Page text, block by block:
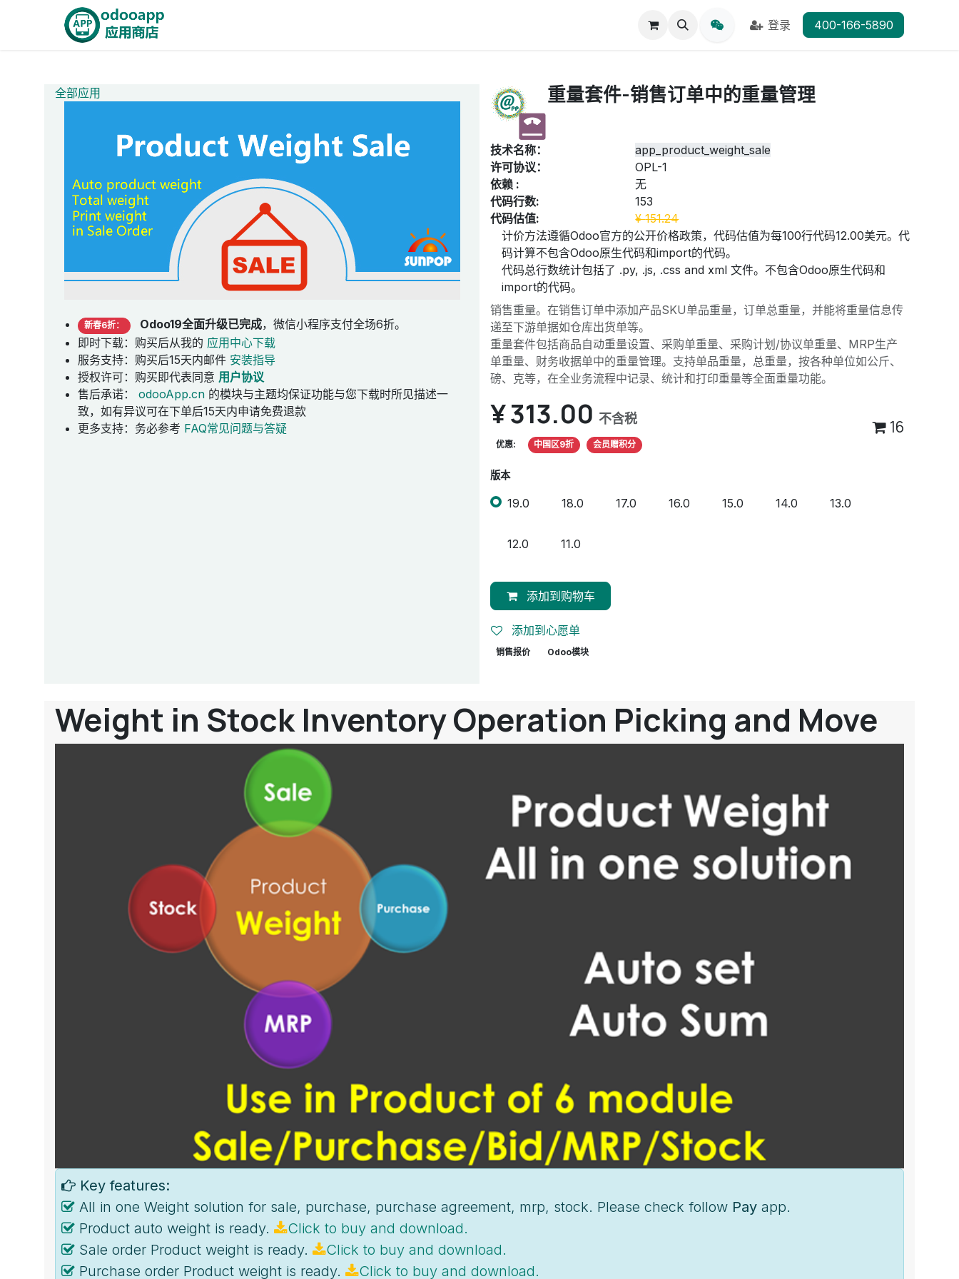
登录 400-166-5890
全部应用
新春6折： Odoo19全面升级已完成，微信小程序支付全场6折。
即时下载：购买后从我的 应用中心下载
服务支持：购买后15天内邮件 安装指导
授权许可：购买即代表同意 用户协议
售后承诺： odooApp.cn 的模块与主题均保证功能与您下载时所见描述一
致，如有异议可在下单后15天内申请免费退款
更多支持：务必参考 FAQ常见问题与答疑
重量套件-销售订单中的重量管理
技术名称：
app_product_weight_sale
许可协议：
OPL-1
依赖 :
无
代码行数:
153
代码估值:
¥151.24
计价方法遵循Odoo官方的公开价格政策，代码估值为每100行代码12.00美元。代
码计算不包含Odoo原生代码和import的代码。
代码总行数统计包括了 .py, .js, .css and xml 文件。不包含Odoo原生代码和
import的代码。
销售重量。在销售订单中添加产品SKU单品重量，订单总重量，并能将重量信息传
递至下游单据如仓库出货单等。
重量套件包括商品自动重量设置、采购单重量、采购计划/协议单重量、MRP生产
单重量、财务收据单中的重量管理。支持单品重量，总重量，按各种单位如公斤、
磅、克等，在全业务流程中记录、统计和打印重量等全面重量功能。
¥313.00 不含税
优惠: 中国区9折 会员赠积分
16
版本
19.0 18.0 17.0 16.0 15.0 14.0 13.0
12.0 11.0
添加到购物车
添加到心愿单
销售报价 Odoo模块
Weight in Stock Inventory Operation Picking and Move
Key features:
All in one Weight solution for sale, purchase, purchase agreement, mrp, stock. Please check follow Pay app.
Product auto weight is ready.
Click to buy and download.
Sale order Product weight is ready.
Click to buy and download.
Purchase order Product weight is ready.
Click to buy and download.